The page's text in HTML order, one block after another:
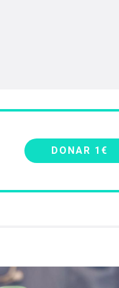
DONAR 1€